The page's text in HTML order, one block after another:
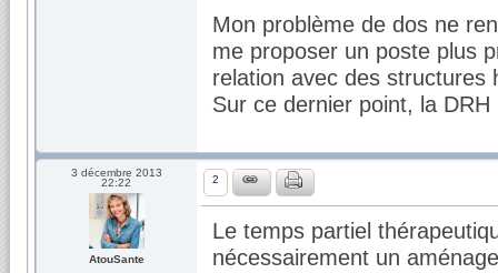
Mon problème de dos ne
me proposer un poste plus
relation avec des structures
Sur ce dernier point, la
3 décembre 2013
22:22
AtouSante
2
Le temps partiel
nécessairement un